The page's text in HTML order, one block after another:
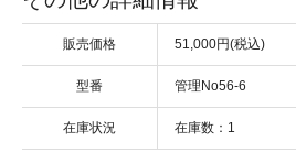
販売価格 51,000円(税込)
型番 管理No56-6
在庫状況 在庫数：1